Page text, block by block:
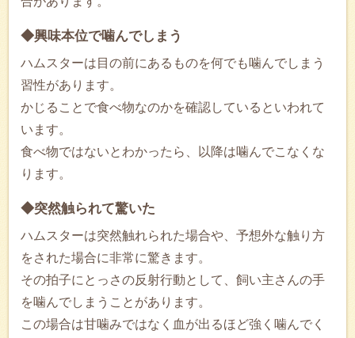
◆興味本位で噛んでしまう
ハムスターは目の前にあるものを何でも噛んでしまう
習性があります。
かじることで食べ物なのかを確認しているといわれて
います。
食べ物ではないとわかったら、以降は噛んでこなくな
ります。
◆突然触られて驚いた
ハムスターは突然触れられた場合や、予想外な触り方
をされた場合に非常に驚きます。
その拍子にとっさの反射行動として、飼い主さんの手
を噛んでしまうことがあります。
この場合は甘噛みではなく血が出るほど強く噛んでく